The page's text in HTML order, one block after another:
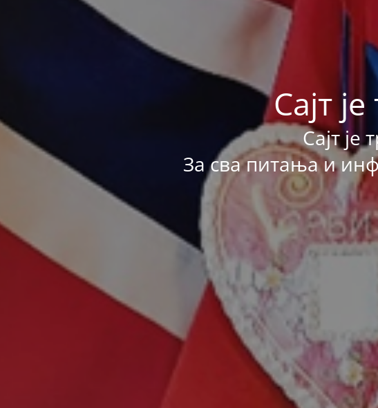
Сајт
Сајт је
За сва питања и